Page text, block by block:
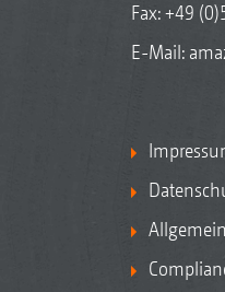
Fax: +49
E-Mail: